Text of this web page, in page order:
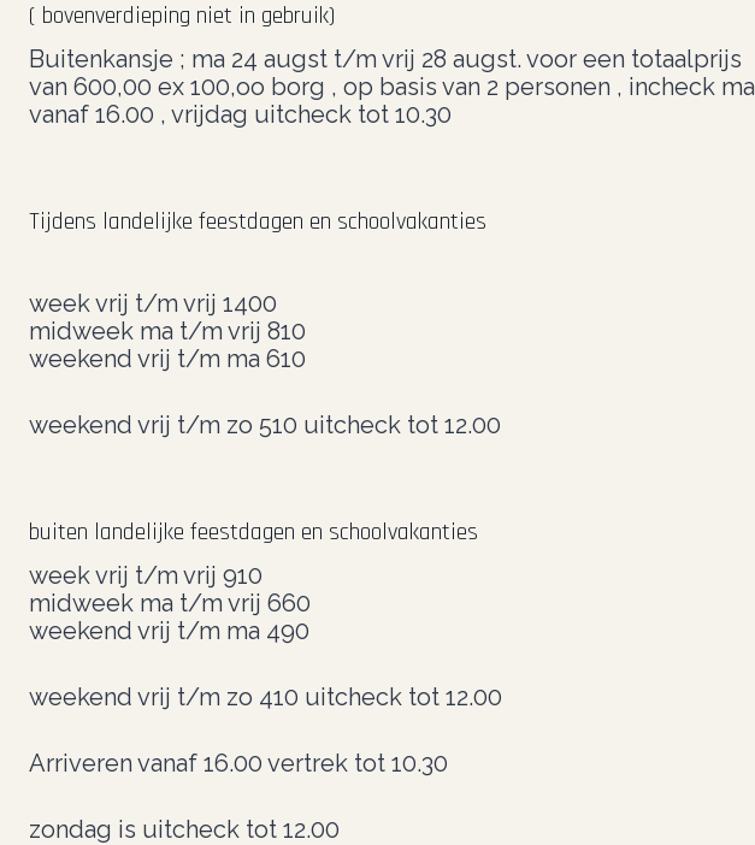
( bovenverdieping niet in gebruik)
Buitenkansje ; ma 24 augst t/m vrij 28 augst. voor een totaalprijs
van 600,00 ex 100,oo borg , op basis van 2 personen , incheck ma
vanaf 16.00 , vrijdag uitcheck tot 10.30
Tijdens landelijke feestdagen en schoolvakanties
week vrij t/m vrij 1400
midweek ma t/m vrij 810
weekend vrij t/m ma 610
weekend vrij t/m zo 510 uitcheck tot 12.00
buiten landelijke feestdagen en schoolvakanties
week vrij t/m vrij 910
midweek ma t/m vrij 660
weekend vrij t/m ma 490
weekend vrij t/m zo 410 uitcheck tot 12.00
Arriveren vanaf 16.00 vertrek tot 10.30
zondag is uitcheck tot 12.00